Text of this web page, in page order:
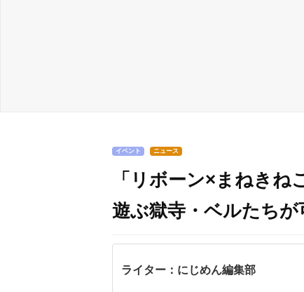
イベント ニュース
「リボーン×まねきね
遊ぶ獄寺・ベルたちが
ライター：にじめん編集部